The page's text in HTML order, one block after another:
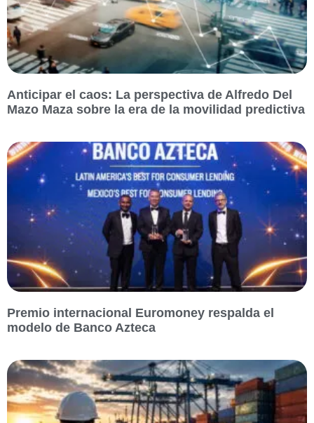
Anticipar el caos: La perspectiva de Alfredo Del
Mazo Maza sobre la era de la movilidad predictiva
Premio internacional Euromoney respalda el
modelo de Banco Azteca